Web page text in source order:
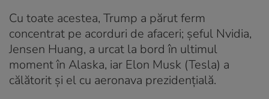
Cu toate acestea, Trump a părut ferm
concentrat pe acorduri de afaceri; șeful Nvidia,
Jensen Huang, a urcat la bord în ultimul
moment în Alaska, iar Elon Musk (Tesla) a
călătorit și el cu aeronava prezidențială.